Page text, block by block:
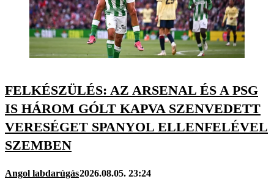
FELKÉSZÜLÉS: AZ ARSENAL ÉS A PSG
IS HÁROM GÓLT KAPVA SZENVEDETT
VERESÉGET SPANYOL ELLENFELÉVEL
SZEMBEN
Angol labdarúgás2026.08.05. 23:24